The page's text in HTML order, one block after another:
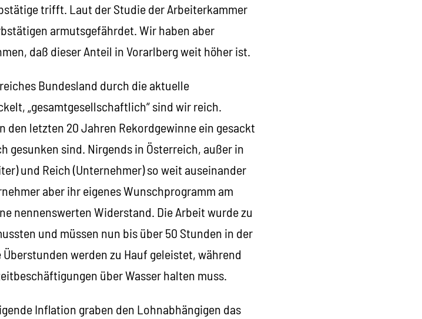
trifft. Laut der Studie der Arbeiterkammer
armutsgefährdet. Wir haben aber
daß dieser Anteil in Vorarlberg weit höher ist.
Bundesland durch die aktuelle
„gesamtgesellschaftlich“ sind wir reich.
den letzten 20 Jahren Rekordgewinne ein gesackt
gesunken sind. Nirgends in Österreich, außer in
und Reich (Unternehmer) so weit auseinander
aber ihr eigenes Wunschprogramm am
nennenswerten Widerstand. Die Arbeit wurde zu
und müssen nun bis über 50 Stunden in der
werden zu Hauf geleistet, während
über Wasser halten muss.
Inflation graben den Lohnabhängigen das